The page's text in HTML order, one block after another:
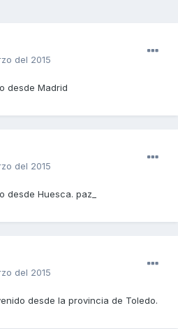
del 2015
desde Madrid
del 2015
Huesca. paz_
del 2015
desde la provincia de Toledo.